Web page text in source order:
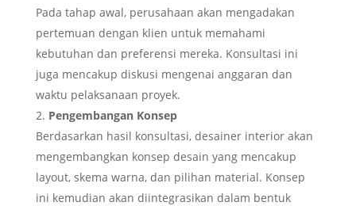
Pada tahap awal, perusahaan akan mengadakan
pertemuan dengan klien untuk memahami
kebutuhan dan preferensi mereka. Konsultasi ini
juga mencakup diskusi mengenai anggaran dan
waktu pelaksanaan proyek.
Pengembangan Konsep
Berdasarkan hasil konsultasi, desainer interior akan
mengembangkan konsep desain yang mencakup
layout, skema warna, dan pilihan material. Konsep
ini kemudian akan diintegrasikan dalam bentuk